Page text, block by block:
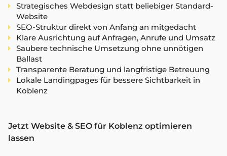
Strategisches Webdesign statt beliebiger Standard-
Website
SEO-Struktur direkt von Anfang an mitgedacht
Klare Ausrichtung auf Anfragen, Anrufe und Umsatz
Saubere technische Umsetzung ohne unnötigen
Ballast
Transparente Beratung und langfristige Betreuung
Lokale Landingpages für bessere Sichtbarkeit in
Koblenz
Jetzt Website & SEO für Koblenz optimieren
lassen